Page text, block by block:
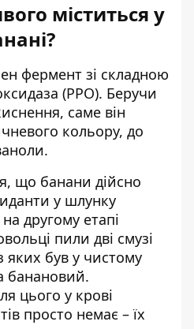
міститься у
фермент зі складною
(РРО). Беручи
саме він
кольору, до
що банани дійсно
у шлунку
другому етапі
пили дві смузі
яких був у чистому
банановий.
цього у крові
просто немає – їх